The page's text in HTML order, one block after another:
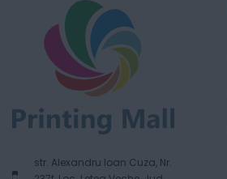
str. Alexandru Ioan Cuza, Nr.